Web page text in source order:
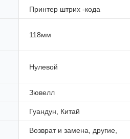
Принтер штрих -кода
118мм
Нулевой
Зювелл
Гуандун, Китай
Возврат и замена, другие,